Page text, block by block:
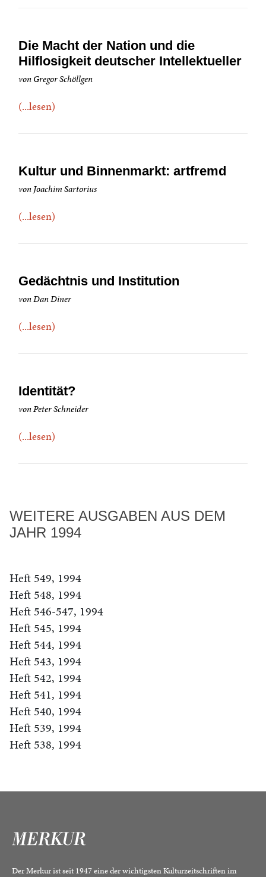
Die Macht der Nation und die
Hilflosigkeit deutscher Intellektueller
von Gregor Schöllgen
(...lesen)
Kultur und Binnenmarkt: artfremd
von Joachim Sartorius
(...lesen)
Gedächtnis und Institution
von Dan Diner
(...lesen)
Identität?
von Peter Schneider
(...lesen)
WEITERE AUSGABEN AUS DEM
JAHR 1994
Heft 549, 1994
Heft 548, 1994
Heft 546-547, 1994
Heft 545, 1994
Heft 544, 1994
Heft 543, 1994
Heft 542, 1994
Heft 541, 1994
Heft 540, 1994
Heft 539, 1994
Heft 538, 1994
Der Merkur ist seit 1947 eine der wichtigsten Kulturzeitschriften im